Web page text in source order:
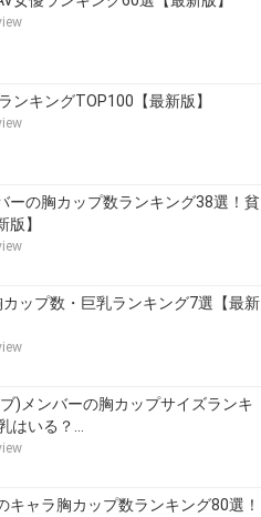
ンキングTOP100【最新版】
ーの胸カップ数ランキング38選！貧
】
カップ数・巨乳ランキング7選【最新
)メンバーの胸カップサイズランキ
はいる？…
キャラ胸カップ数ランキング80選！